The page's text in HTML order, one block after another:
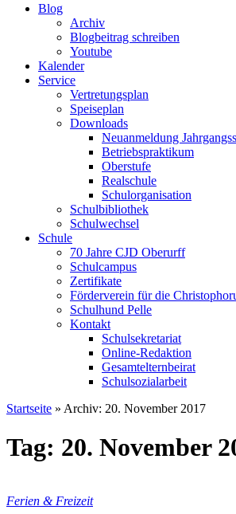
Blog
Archiv
Blogbeitrag schreiben
Youtube
Kalender
Service
Vertretungsplan
Speiseplan
Downloads
Neuanmeldung
Betriebspraktikum
Oberstufe
Realschule
Schulorganisation
Schulbibliothek
Schulwechsel
Schule
70 Jahre CJD Oberurff
Schulcampus
Zertifikate
Förderverein für die
Schulhund Pelle
Kontakt
Schulsekretariat
Online-Redaktion
Gesamtelternbeirat
Schulsozialarbeit
Startseite » Archiv: 20. November 2017
Tag: 20. November
Ferien & Freizeit